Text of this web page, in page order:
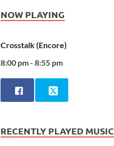
NOW PLAYING
Crosstalk (Encore)
8:00 pm - 8:55 pm
RECENTLY PLAYED MUSIC